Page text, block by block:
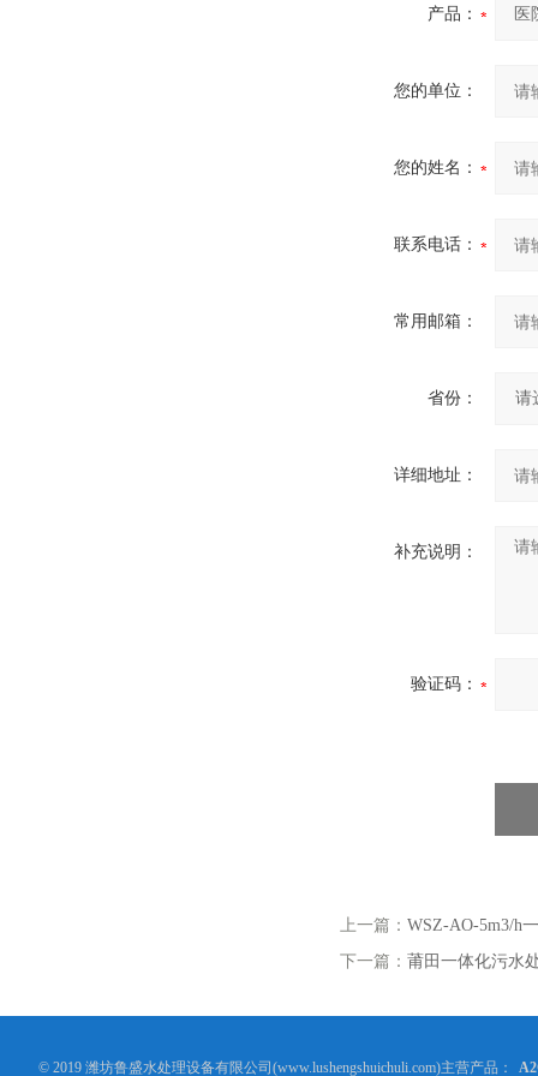
产品：
您的单位：
您的姓名：
联系电话：
常用邮箱：
省份：
详细地址：
补充说明：
验证码：
上一篇： WSZ-AO-5m3/h
下一篇： 莆田一体化污水
© 2019 潍坊鲁盛水处理设备有限公司(www.lushengshuichuli.com)主营产品：